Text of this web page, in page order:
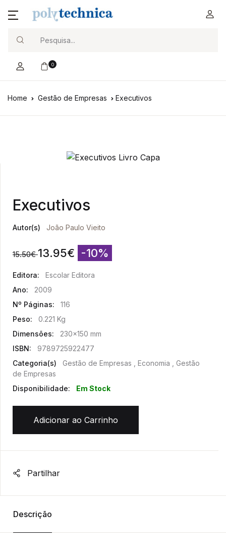
0
Home Gestão de Empresas Executivos
Executivos
Autor(s) João Paulo Vieito
15.50€ 13.95€ -10%
Editora:
Escolar Editora
Ano:
2009
Nº Páginas:
116
Peso:
0.221 Kg
Dimensões:
230x150 mm
ISBN:
9789725922477
Categoria(s)
Gestão de Empresas , Economia , Gestão
de Empresas
Disponibilidade:
Em Stock
Adicionar ao Carrinho
Partilhar
Descrição